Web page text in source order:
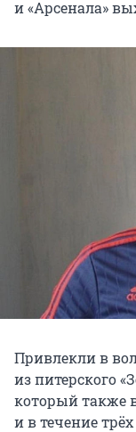
и «Арсенала»
Привлекли в
из питерского
который также
и в течение